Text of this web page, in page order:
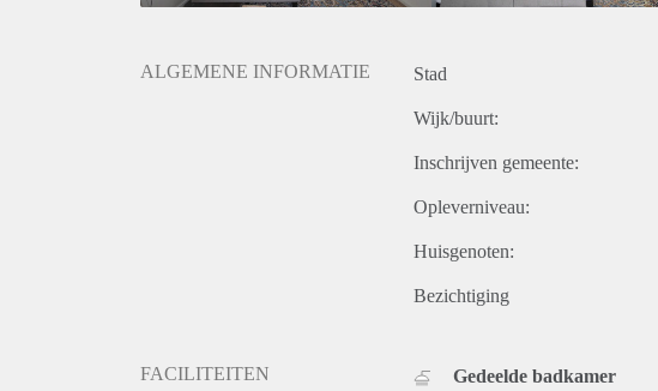
ALGEMENE INFORMATIE Stad
Wijk/buurt:
Inschrijven gemeente:
Opleverniveau:
Huisgenoten:
Bezichtiging
FACILITEITEN Gedeelde badkamer